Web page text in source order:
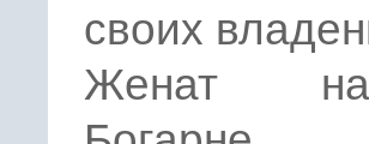
своих
Женат на